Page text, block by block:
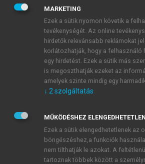
JELSZÓ
JELSZÓ ÚJRA
Kérek értesítést a MeRSZ
Kérek értesítést az Akadémiai Kiadó Zrt.
Adatkezelési tájékoztatóban
veszem és elfogadom.
Általános vásárlási feltételeket,
mersz.huoldalak
tudomásul veszem és elfogadom.
MARKETING
Ezek a sütik nyomon követik a
tevékenységét. Az online
hirdetők relevánsabb reklámokat
korlátozhatják, hogy a felhasználó
egy hirdetést. Ezek a sütik más
is megoszthatják ezeket az
amelyek szinte mindig egy
↓ 2 szolgáltatás
MŰKÖDÉSHEZ ELENGEDHETETLEN
Ezek a sütik elengedhetetlenek az
böngészéshez,a funkciók
nem tilthatják le azokat. A
tartoznak többek között a